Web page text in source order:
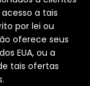
a tais
por lei ou
oferece seus
EUA, ou a
tais ofertas